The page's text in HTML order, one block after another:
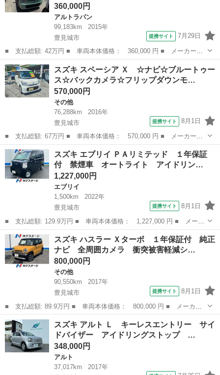
360,000円
アルトラパン
99,183km
2015年
豊見城市
提携サイト 7月29日
■ 支払総額: 42万円 ■ 車両本体価格： 360,000 円 ■ メーカー
名： スズキ ■ 車種名： アルトラパン ■ グレード名： Ｇ 本
土中古車 ■ 排気量： 660cc ■ ドア枚数： 5D ■ ミッション：
A...
沖縄 豊見城市 アルトラパン
スズキ スペーシア Ｘ ☆ナビ☆ブルートゥー
ス☆バックカメラ☆フリップダウンモ…
570,000円
その他
76,288km
2016年
豊見城市
提携サイト 8月1日
■ 支払総額: 67万円 ■ 車両本体価格： 570,000 円 ■ メーカー
名： スズキ ■ 車種名： スペーシア ■ グレード名： Ｘ ☆ナ
ビ☆ブルートゥース☆バックカメラ☆フリップダウンモニター☆フル
セグＴＶ☆両側パ...
沖縄 豊見城市 その他
スズキ エブリイ ＰＡリミテッド １年保証
付 禁煙車 オートライト アイドリン…
1,227,000円
エブリイ
1,500km
2022年
豊見城市
提携サイト 8月1日
■ 支払総額: 129.9万円 ■ 車両本体価格： 1,227,000 円 ■ メーカ
ー名： スズキ ■ 車種名： エブリイ ■ グレード名： ＰＡリミ
テッド １年保証付 禁煙車 オートライト アイドリングストッ
プ 横滑り...
沖縄 豊見城市 エブリイ
スズキ ハスラー Ｘターボ １年保証付 純正
ナビ 全周囲カメラ 衝突被害軽減シ…
800,000円
その他
90,550km
2017年
豊見城市
提携サイト 8月1日
■ 支払総額: 89.9万円 ■ 車両本体価格： 800,000 円 ■ メーカー
名： スズキ ■ 車種名： ハスラー ■ グレード名： Ｘターボ
１年保証付 純正ナビ 全周囲カメラ 衝突被害軽減システム 禁煙
車 ドラレコ...
沖縄 豊見城市 その他
スズキ アルト Ｌ キーレスエントリー サイ
ドバイザー アイドリングストップ …
348,000円
アルト
37,017km
2017年